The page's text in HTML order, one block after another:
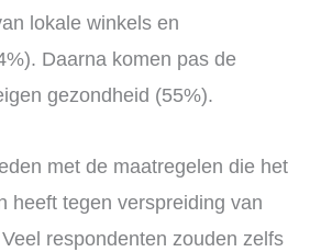
lokale winkels en
Daarna komen pas de
gezondheid (55%).
met de maatregelen die het
heeft tegen verspreiding van
respondenten zouden zelfs